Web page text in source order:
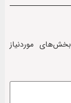
بخش‌های موردنیاز